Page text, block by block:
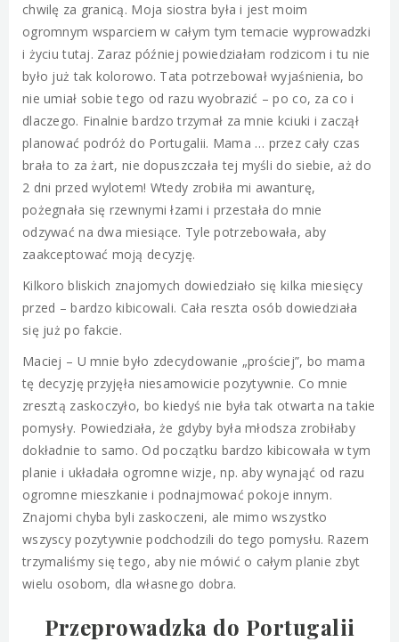
chwilę za granicą. Moja siostra była i jest moim
ogromnym wsparciem w całym tym temacie wyprowadzki
i życiu tutaj. Zaraz później powiedziałam rodzicom i tu nie
było już tak kolorowo. Tata potrzebował wyjaśnienia, bo
nie umiał sobie tego od razu wyobrazić – po co, za co i
dlaczego. Finalnie bardzo trzymał za mnie kciuki i zaczął
planować podróż do Portugalii. Mama … przez cały czas
brała to za żart, nie dopuszczała tej myśli do siebie, aż do
2 dni przed wylotem! Wtedy zrobiła mi awanturę,
pożegnała się rzewnymi łzami i przestała do mnie
odzywać na dwa miesiące. Tyle potrzebowała, aby
zaakceptować moją decyzję.
Kilkoro bliskich znajomych dowiedziało się kilka miesięcy
przed – bardzo kibicowali. Cała reszta osób dowiedziała
się już po fakcie.
Maciej – U mnie było zdecydowanie „prościej”, bo mama
tę decyzję przyjęła niesamowicie pozytywnie. Co mnie
zresztą zaskoczyło, bo kiedyś nie była tak otwarta na takie
pomysły. Powiedziała, że gdyby była młodsza zrobiłaby
dokładnie to samo. Od początku bardzo kibicowała w tym
planie i układała ogromne wizje, np. aby wynająć od razu
ogromne mieszkanie i podnajmować pokoje innym.
Znajomi chyba byli zaskoczeni, ale mimo wszystko
wszyscy pozytywnie podchodzili do tego pomysłu. Razem
trzymaliśmy się tego, aby nie mówić o całym planie zbyt
wielu osobom, dla własnego dobra.
Przeprowadzka do Portugalii